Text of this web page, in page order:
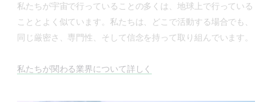
私たちが宇宙で行っていることの多くは、地球上で行っている
こととよく似ています。私たちは、どこで活動する場合でも、
同じ厳密さ、専門性、そして信念を持って取り組んでいます。
私たちが関わる業界について詳しく